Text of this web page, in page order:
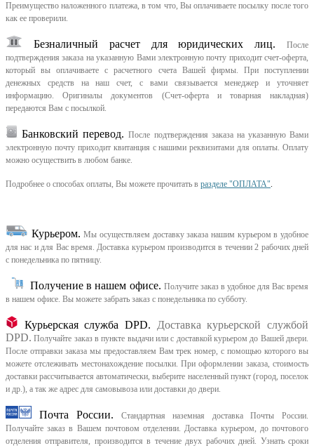
Преимущество наложенного платежа, в том что, Вы оплачиваете посылку после того
как ее проверили.
Безналичный расчет для юридических лиц.
После
подтверждения заказа на указанную Вами электронную почту приходит счет-оферта,
который вы оплачиваете с расчетного счета Вашей фирмы. При поступлении
денежных средств на наш счет, с вами связывается менеджер и уточняет
информацию. Оригиналы документов (Счет-оферта и товарная накладная)
передаются Вам с посылкой.
Банковский перевод. После подтверждения заказа на указанную Вами
электронную почту приходит квитанция с нашими реквизитами для оплаты. Оплату
можно осуществить в любом банке.
Подробнее о способах оплаты, Вы можете прочитать в разделе "ОПЛАТА".
Курьером. Мы осуществляем доставку заказа нашим курьером в удобное
для нас и для Вас время.Доставка курьером производится в течении 2 рабочих дней
с понедельника по пятницу.
Получение в нашем офисе. Получите заказ в удобное для Вас время
в нашем офисе. Вы можете забрать заказ с понедельника по субботу.
Курьерская служба DPD.
Доставка курьерской службой
DPD. Получайте заказ в пункте выдачи или с доставкой курьером до Вашей двери.
После отправки заказа мы предоставляем Вам трек номер, с помощью которого вы
можете отслеживать местонахождение посылки. При оформлении заказа, стоимость
доставки рассчитывается автоматически, выберите населенный пункт (город, поселок
и др.), а так же адрес для самовывоза или доставки до двери.
Почта России.
Стандартная наземная доставка Почты России.
Получайте заказ в Вашем почтовом отделении. Доставка курьером, до почтового
отделения отправителя, производится в течение двух рабочих дней. Узнать сроки